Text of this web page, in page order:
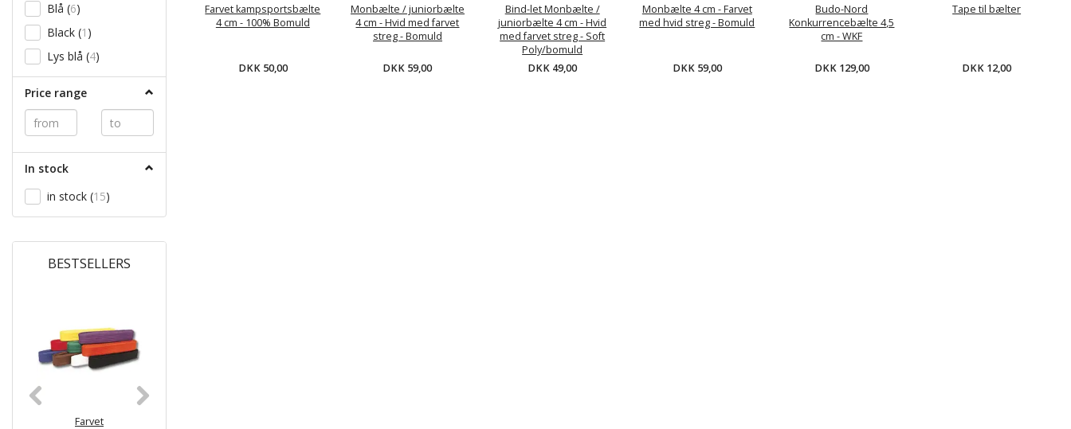
4,5 = 285cm
5 = 295cm
5,5 = 305cm
Blå (6)
Black (1 )
Lys blå (4)
Price range
In stock
in stock (15)
BESTSELLERS
Farvet
Farvet kampsportsbælte
4 cm - 100% Bomuld
DKK 50,00
Monbælte / juniorbælte
4 cm - Hvid med farvet
streg - Bomuld
DKK 59,00
Bind-let Monbælte /
juniorbælte 4 cm - Hvid
med farvet streg - Soft
Poly/bomuld
DKK 49,00
Monbælte 4 cm - Farvet
med hvid streg - Bomuld
DKK 59,00
Budo-Nord
Konkurrencebælte 4,5
cm - WKF
DKK 129,00
Tape til bælter
DKK 12,00